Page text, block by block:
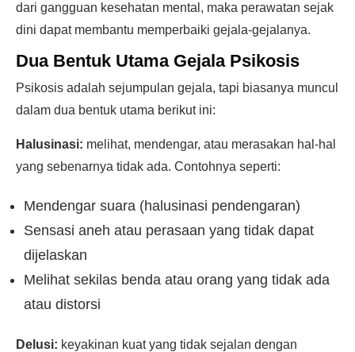
dari gangguan kesehatan mental, maka perawatan sejak
dini dapat membantu memperbaiki gejala-gejalanya.
Dua Bentuk Utama Gejala Psikosis
Psikosis adalah sejumpulan gejala, tapi biasanya muncul
dalam dua bentuk utama berikut ini:
Halusinasi: melihat, mendengar, atau merasakan hal-hal
yang sebenarnya tidak ada. Contohnya seperti:
Mendengar suara (halusinasi pendengaran)
Sensasi aneh atau perasaan yang tidak dapat
dijelaskan
Melihat sekilas benda atau orang yang tidak ada
atau distorsi
Delusi: keyakinan kuat yang tidak sejalan dengan